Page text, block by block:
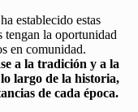
establecido estas
tengan la oportunidad
en comunidad.
a la tradición y a la
largo de la historia,
de cada época.